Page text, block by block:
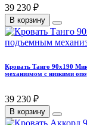
39 230 ₽
В корзину
Кровать Танго 90х190
механизмом с низкими
39 230 ₽
В корзину